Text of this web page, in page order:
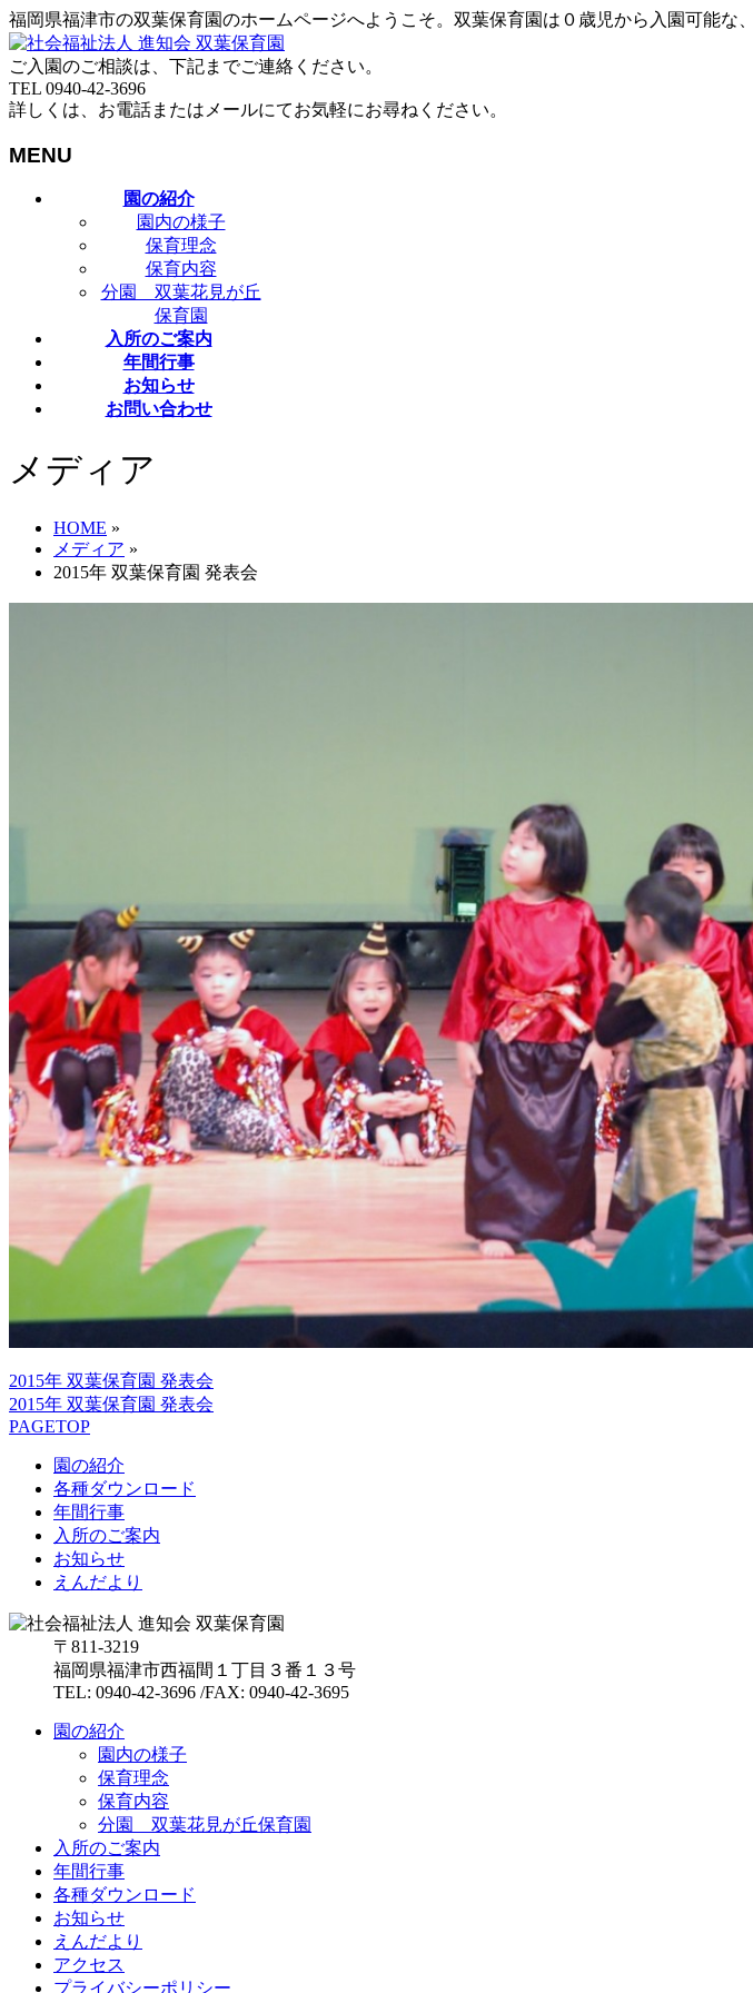
福岡県福津市の双葉保育園のホームページへようこそ。双葉保育園は０歳児から入園可能な
ご入園のご相談は、下記までご連絡ください。
TEL 0940-42-3696
詳しくは、お電話またはメールにてお気軽にお尋ねください。
MENU
園の紹介
園内の様子
保育理念
保育内容
分園 双葉花見が丘
保育園
入所のご案内
年間行事
お知らせ
お問い合わせ
メディア
HOME »
メディア »
2015年 双葉保育園 発表会
2015年 双葉保育園 発表会
2015年 双葉保育園 発表会
PAGETOP
園の紹介
各種ダウンロード
年間行事
入所のご案内
お知らせ
えんだより
〒811-3219
福岡県福津市西福間１丁目３番１３号
TEL: 0940-42-3696 /FAX: 0940-42-3695
園の紹介
園内の様子
保育理念
保育内容
分園 双葉花見が丘保育園
入所のご案内
年間行事
各種ダウンロード
お知らせ
えんだより
アクセス
プライバシーポリシー